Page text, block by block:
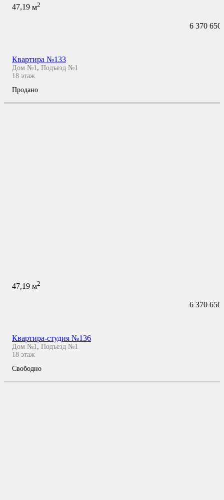
47,19 м2
6 370 650
Квартира №133
Дом №1, Подъезд №1
18 этаж
Продано
47,19 м2
6 370 650
Квартира-студия №136
Дом №1 , Подъезд №1
18 этаж
Свободно